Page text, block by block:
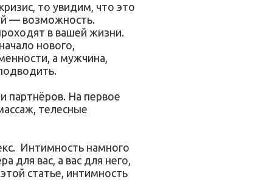
то увидим, что это
— возможность.
в вашей жизни.
нового,
а мужчина,
партнёров. На первое
телесные
Интимность намного
для вас, а вас для него,
статье, интимность